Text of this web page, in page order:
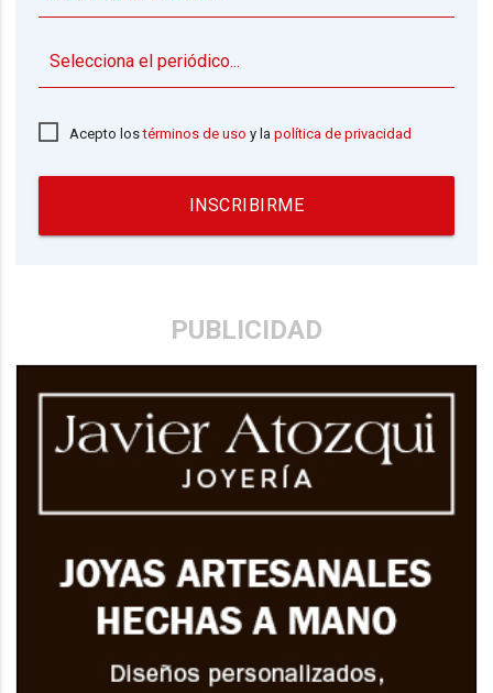
Acepto lostérminos de uso y lapolítica de privacidad
INSCRIBIRME
PUBLICIDAD